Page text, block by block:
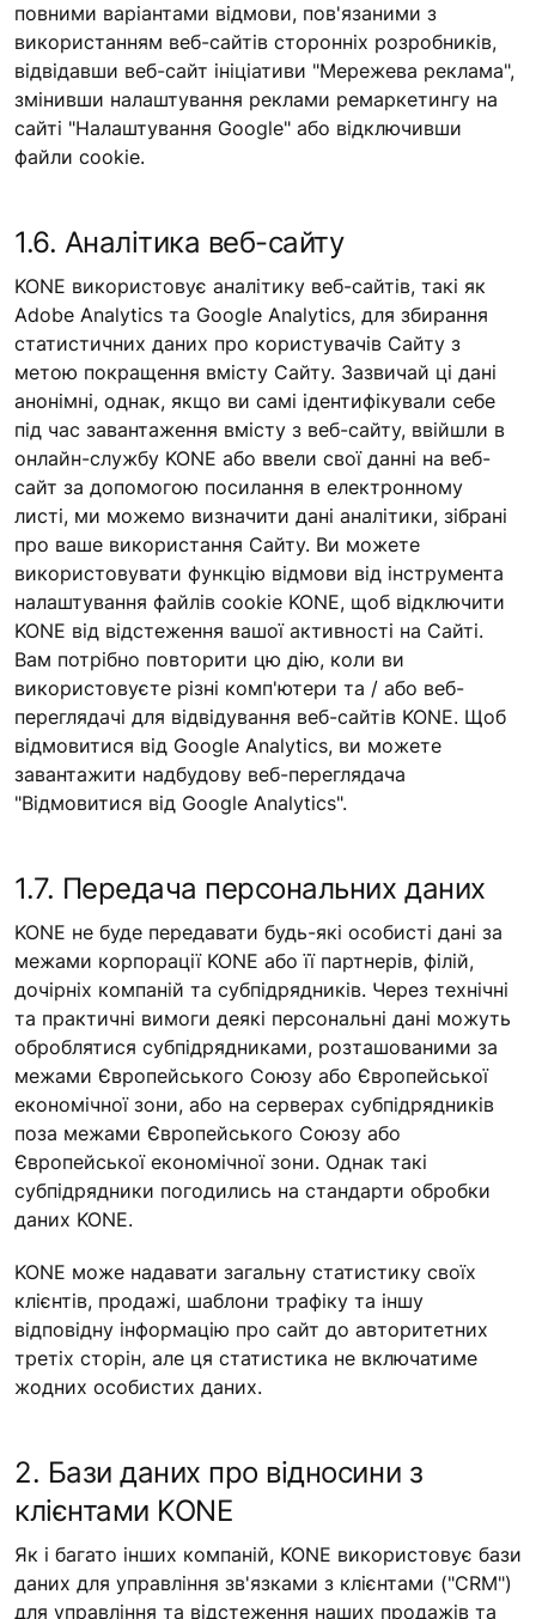
повними варіантами відмови, пов'язаними з
використанням веб-сайтів сторонніх розробників,
відвідавши веб-сайт ініціативи "Мережева реклама",
змінивши налаштування реклами ремаркетингу на
сайті "Налаштування Google" або відключивши
файли cookie.
1.6. Аналітика веб-сайту
KONE використовує аналітику веб-сайтів, такі як
Adobe Analytics та Google Analytics, для збирання
статистичних даних про користувачів Сайту з
метою покращення вмісту Сайту. Зазвичай ці дані
анонімні, однак, якщо ви самі ідентифікували себе
під час завантаження вмісту з веб-сайту, ввійшли в
онлайн-службу KONE або ввели свої данні на веб-
сайт за допомогою посилання в електронному
листі, ми можемо визначити дані аналітики, зібрані
про ваше використання Сайту. Ви можете
використовувати функцію відмови від інструмента
налаштування файлів cookie KONE, щоб відключити
KONE від відстеження вашої активності на Сайті.
Вам потрібно повторити цю дію, коли ви
використовуєте різні комп'ютери та / або веб-
переглядачі для відвідування веб-сайтів KONE. Щоб
відмовитися від Google Analytics, ви можете
завантажити надбудову веб-переглядача
"Відмовитися від Google Analytics".
1.7. Передача персональних даних
KONE не буде передавати будь-які особисті дані за
межами корпорації KONE або її партнерів, філій,
дочірніх компаній та субпідрядників. Через технічні
та практичні вимоги деякі персональні дані можуть
оброблятися субпідрядниками, розташованими за
межами Європейського Союзу або Європейської
економічної зони, або на серверах субпідрядників
поза межами Європейського Союзу або
Європейської економічної зони. Однак такі
субпідрядники погодились на стандарти обробки
даних KONE.
KONE може надавати загальну статистику своїх
клієнтів, продажі, шаблони трафіку та іншу
відповідну інформацію про сайт до авторитетних
третіх сторін, але ця статистика не включатиме
жодних особистих даних.
2. Бази даних про відносини з
клієнтами KONE
Як і багато інших компаній, KONE використовує бази
даних для управління зв'язками з клієнтами ("CRM")
для управління та відстеження наших продажів та